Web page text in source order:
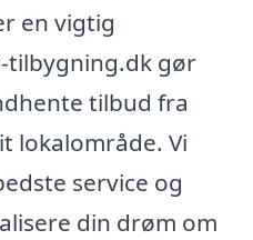
en vigtig
tilbygning.dk gør
tilbud fra
lokalområde. Vi
service og
din drøm om